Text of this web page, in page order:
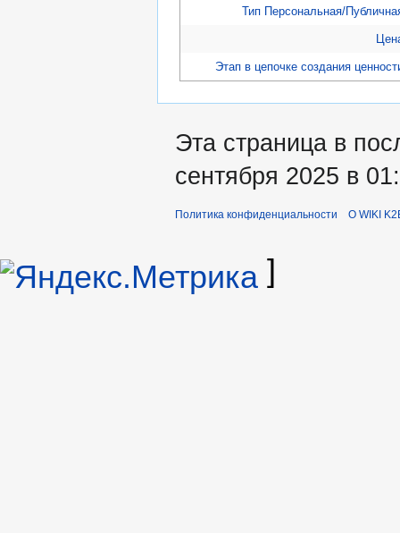
Тип Персональная/
Этап в цепочке создания
Эта страница в
сентября 2025 в
Политика конфиденциальности О WIKI
]